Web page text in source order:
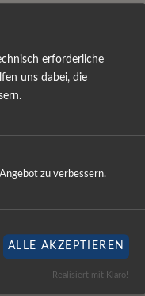
veröffentlichte
Ergebnisse.
Performance
Trading durch
unterwegs
Störungen,
erforderliche
uns dabei, die
zu verbessern.
ALLE AKZEPTIEREN
Realisiert mit Klaro!